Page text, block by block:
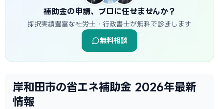
補助金の申請、プロに任せませんか？
採択実績豊富な社労士・行政書士が無料で診断します
無料相談
岸和田市の省エネ補助金 2026年最新
情報